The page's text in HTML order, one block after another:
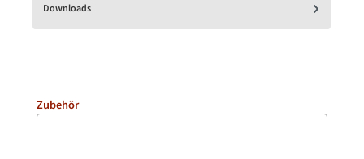
Downloads
Produktgalerie überspringen
Zubehör